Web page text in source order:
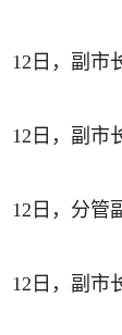
12日，副市
12日，副市
12日，分管
12日，副市